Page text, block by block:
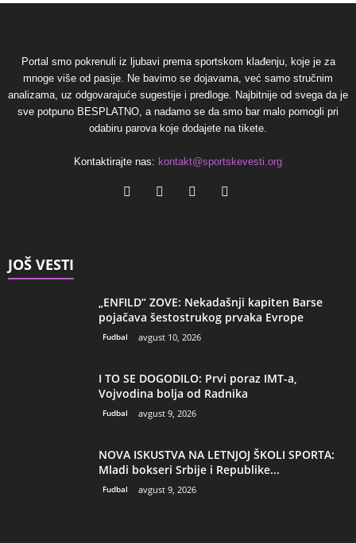
Portal smo pokrenuli iz ljubavi prema sportskom klađenju, koje je za
mnoge više od pasije. Ne bavimo se dojavama, već samo stručnim
analizama, uz odgovarajuće sugestije i predloge. Najbitnije od svega da je
sve potpuno BESPLATNO, a nadamo se da smo bar malo pomogli pri
odabiru parova koje dodajete na tikete.
Kontaktirajte nas: kontakt@sportskevesti.org
JOŠ VESTI
„ENFILD“ ZOVE: Nekadašnji kapiten Barse
pojačava šestostrukog prvaka Evrope
Fudbal avgust 10, 2026
I TO SE DOGODILO: Prvi poraz IMT-a,
Vojvodina bolja od Radnika
Fudbal avgust 9, 2026
NOVA ISKUSTVA NA LETNJOJ ŠKOLI SPORTA:
Mladi bokseri Srbije i Republike...
Fudbal avgust 9, 2026